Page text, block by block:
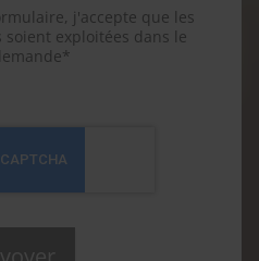
j'accepte que les
exploitées dans le